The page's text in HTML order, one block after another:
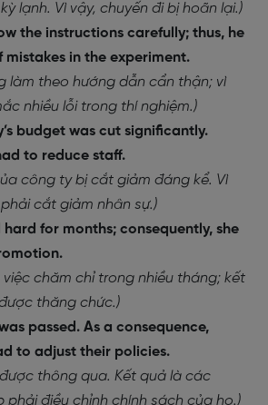
lạnh. Vì vậy, chuyến đi bị hoãn lại.)
the instructions carefully; thus, he
mistakes in the experiment.
làm theo hướng dẫn cẩn thận; vì
nhiều lỗi trong thí nghiệm.)
budget was cut significantly.
to reduce staff.
công ty bị cắt giảm đáng kể. Vì
cắt giảm nhân sự.)
for months; consequently, she
việc chăm chỉ trong nhiều tháng; kết
thăng chức.)
passed. As a consequence,
to adjust their policies.
thông qua. Kết quả là các
phải điều chỉnh chính sách của họ.)